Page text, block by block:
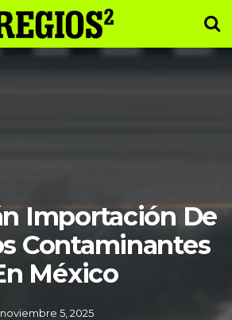
Importación De
Contaminantes
México
noviembre 5, 2025